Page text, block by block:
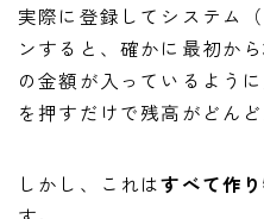
実際に登録してシステム
ンすると、確かに最初か
の金額が入っているよう
を押すだけで残高がどん
しかし、これはすべて作